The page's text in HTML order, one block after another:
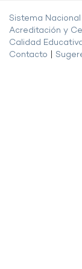
Sistema Nacional
Acreditación y
Calidad
Contacto